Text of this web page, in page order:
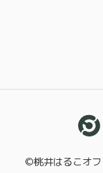
©桃井はるこオ